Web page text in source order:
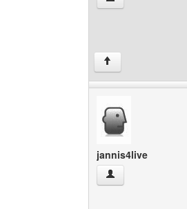
↑
jannis4live
jannis4live